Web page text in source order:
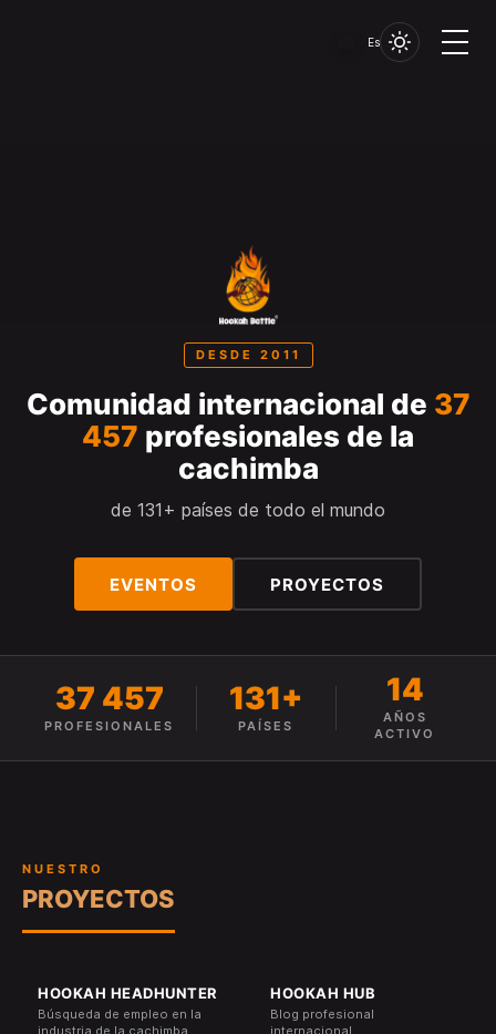
Es
DESDE 2011
Comunidad internacional de 37
457 profesionales de la
cachimba
de 131+ países de todo el mundo
EVENTOS PROYECTOS
37 457
PROFESIONALES
131+
PAÍSES
14
AÑOS
ACTIVO
NUESTRO
PROYECTOS
HOOKAH HEADHUNTER
Búsqueda de empleo en la
industria de la cachimba
HOOKAH HUB
Blog profesional
internacional